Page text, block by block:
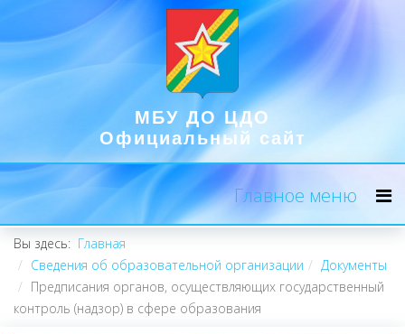
МБУ ДО ЦДО
Официальный сайт
Главное меню
Вы здесь: Главная
Сведения об образовательной организации
Документы
Предписания органов, осуществляющих государственный
контроль (надзор) в сфере образования